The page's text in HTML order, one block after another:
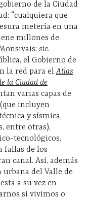
de la Ciudad
“cualquiera que
metería en una
millones de
sic.
el Gobierno de
la red para elAtlas
la Ciudad de
varias capas de
incluyen
y sísmica,
entre otras),
tecnológicos,
fallas de los
canal. Así, además
urbana del Valle de
a su vez en
si vivimos o